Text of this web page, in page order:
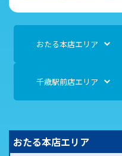
おたる本店エリア
千歳駅前店エリア
おたる本店エリア